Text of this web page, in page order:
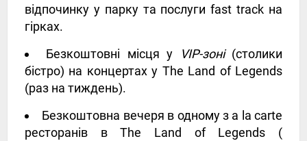
відпочинку у парку та послуги fast track на
гірках.
Безкоштовні місця у
VIP-зоні(столики
бістро) на концертах у The Land of Legends
(раз на тиждень).
Безкоштовна вечеря в одному з a la carte
ресторанів в The Land of Legends (